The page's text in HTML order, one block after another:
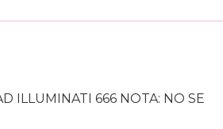
ILLUMINATI 666 NOTA: NO SE